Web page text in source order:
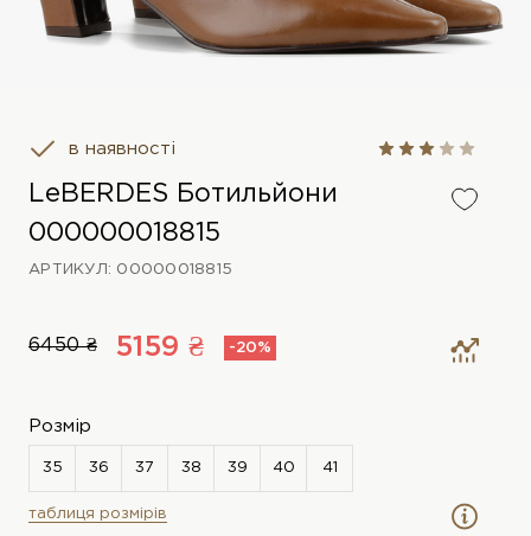
в наявності
LeBERDES Ботильйони
000000018815
АРТИКУЛ: 00000018815
6450 ₴ 5159 ₴ -20%
Розмір
таблиця розмірів